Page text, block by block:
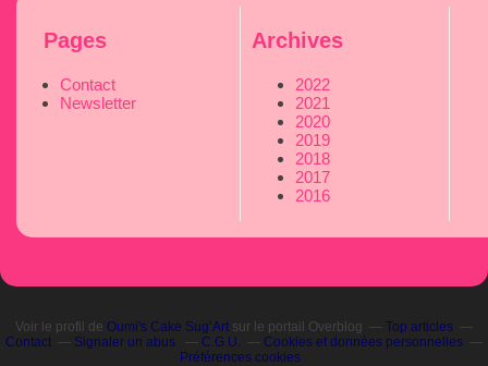
Pages
Contact
Newsletter
Archives
2022
2021
2020
2019
2018
2017
2016
Voir le profil de Oumi's Cake Sug’Art sur le portail Overblog
Top articles
Contact
Signaler un abus C.G.U.
Cookies et données personnelles
Préférences cookies